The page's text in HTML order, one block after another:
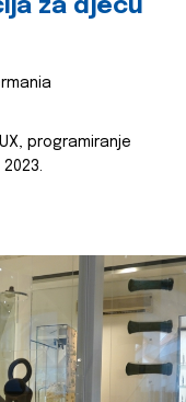
za djecu
programiranje